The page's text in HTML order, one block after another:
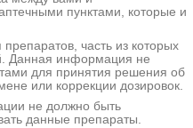
проводит психиатр,
методы - клиническая
используются
антидепрессанты,
При улучшении
вводятся сеансы
консультирование
пунктами, которые и
часть из которых
Данная информация не
для принятия решения об
или коррекции дозировок.
не должно быть
данные препараты.